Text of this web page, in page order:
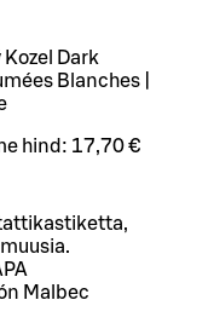
Dark
Blanches |
hind: 17,70 €
Malbec